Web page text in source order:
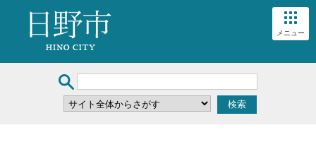
メニュー